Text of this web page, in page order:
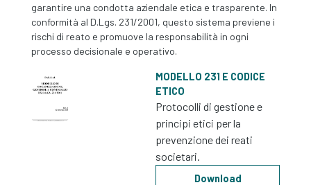
garantire una condotta aziendale etica e trasparente. In
conformità al D.Lgs. 231/2001, questo sistema previene i
rischi di reato e promuove la responsabilità in ogni
processo decisionale e operativo.
MODELLO 231 E CODICE
ETICO
Protocolli di gestione e
principi etici per la
prevenzione dei reati
societari.
Download